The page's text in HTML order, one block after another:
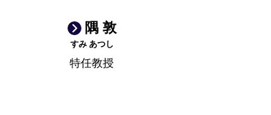
隅 敦
すみ あつし
特任教授